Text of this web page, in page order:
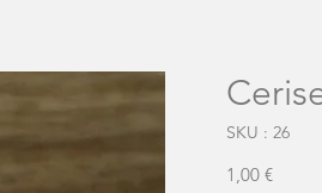
SKU : 26
1,00 €Prix